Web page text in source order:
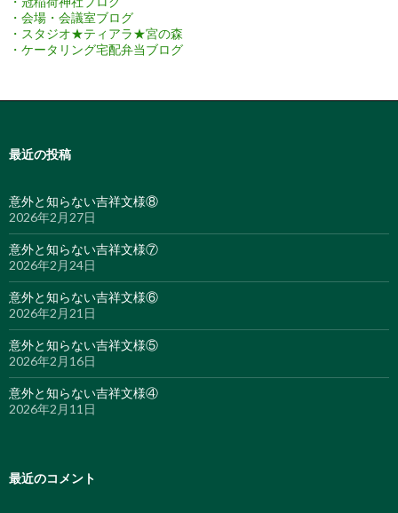
・会場・会議室ブログ
・スタジオ★ティアラ★宮の森
・ケータリング宅配弁当ブログ
最近の投稿
意外と知らない吉祥文様⑧
2026年2月27日
意外と知らない吉祥文様⑦
2026年2月24日
意外と知らない吉祥文様⑥
2026年2月21日
意外と知らない吉祥文様⑤
2026年2月16日
意外と知らない吉祥文様④
2026年2月11日
最近のコメント